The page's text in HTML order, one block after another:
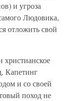
и угроза
Людовика,
отложить свой
Капетинг
и со своей
поход не